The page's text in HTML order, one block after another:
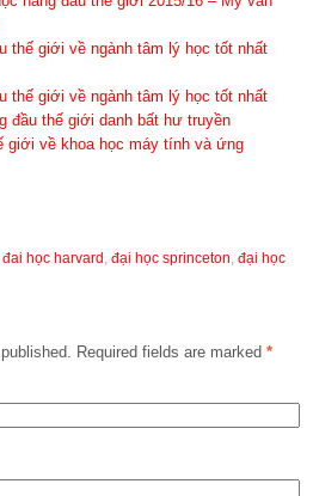
thế giới về ngành tâm lý học tốt nhất
thế giới về ngành tâm lý học tốt nhất
đầu thế giới danh bất hư truyền
giới về khoa học máy tính và ứng
đai học harvard , đại học sprinceton, đại học
Required fields are marked *